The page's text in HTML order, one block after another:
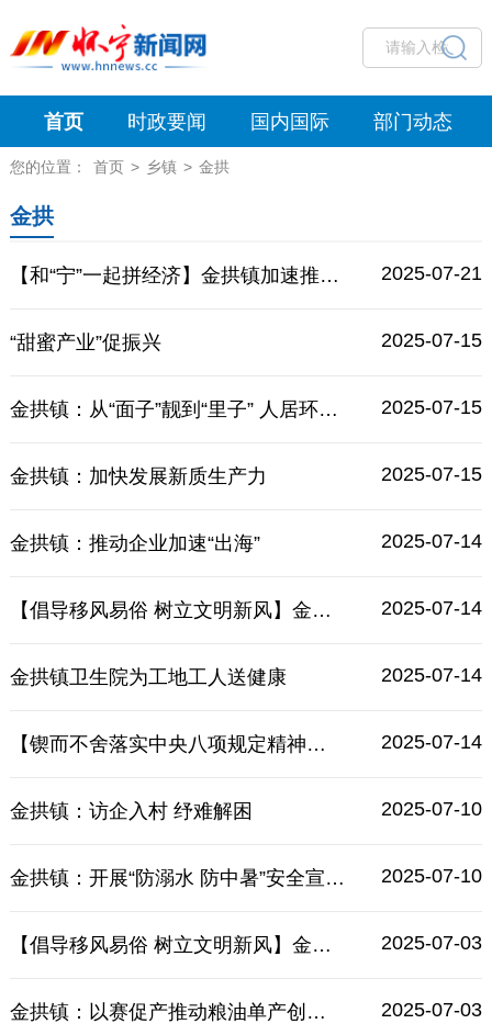
首页 时政要闻 国内国际 部门动态
您的位置： 首页 > 乡镇 > 金拱
金拱
【和“宁”一起拼经济】金拱镇加速推动重点项目建设 2025-07-21
“甜蜜产业”促振兴 2025-07-15
金拱镇：从“面子”靓到“里子” 人居环境书写幸福“变形记” 2025-07-15
金拱镇：加快发展新质生产力 2025-07-15
金拱镇：推动企业加速“出海” 2025-07-14
【倡导移风易俗 树立文明新风】金拱镇：移风易俗破陋习 文明新风润人心 2025-07-14
金拱镇卫生院为工地工人送健康 2025-07-14
【锲而不舍落实中央八项规定精神】金拱镇“访企入村”纾困解难 2025-07-14
金拱镇：访企入村 纾难解困 2025-07-10
金拱镇：开展“防溺水 防中暑”安全宣传活动 2025-07-10
【倡导移风易俗 树立文明新风】金拱镇前楼村：破旧立新树新风 文明乡风润民心 2025-07-03
金拱镇：以赛促产推动粮油单产创新高 2025-07-03